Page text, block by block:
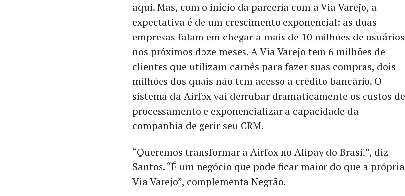
aqui. Mas, com o início da parceria com a Via Varejo, a
expectativa é de um crescimento exponencial: as duas
empresas falam em chegar a mais de 10 milhões de usuários
nos próximos doze meses. A Via Varejo tem 6 milhões de
clientes que utilizam carnês para fazer suas compras, dois
milhões dos quais não tem acesso a crédito bancário. O
sistema da Airfox vai derrubar dramaticamente os custos de
processamento e exponencializar a capacidade da
companhia de gerir seu CRM.
“Queremos transformar a Airfox no Alipay do Brasil”, diz
Santos. “É um negócio que pode ficar maior do que a própria
Via Varejo”, complementa Negrão.